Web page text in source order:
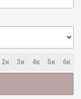
2к 3к 4к 5к 6к